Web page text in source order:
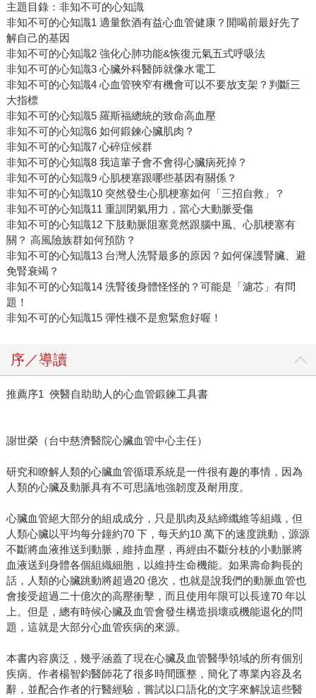
主題目錄：非知不可的心知識
非知不可的心知識1 適量飲酒有益心血管健康？開喝前最好先了
解自己的基因
非知不可的心知識2 強化心肺功能&恢復元氣五式呼吸法
非知不可的心知識3 心臟外科醫師就像水電工
非知不可的心知識4 心血管狹窄有機會可以不要放支架？判斷三
大指標
非知不可的心知識5 羅斯福總統的致命高血壓
非知不可的心知識6 如何鍛鍊心臟肌肉？
非知不可的心知識7 心碎症候群
非知不可的心知識8 我這輩子會不會得心臟病死掉？
非知不可的心知識9 心肌梗塞跟哪些基因有關係？
非知不可的心知識10 突然發生心肌梗塞如何「三招自救」？
非知不可的心知識11 重訓閉氣用力，當心大動脈受傷
非知不可的心知識12 下肢動脈阻塞竟然跟腦中風、心肌梗塞有
關？ 高風險族群如何預防？
非知不可的心知識13 台灣人洗腎最多的原因？如何保護腎臟、避
免腎衰竭？
非知不可的心知識14 洗腎後身體怪怪的？可能是「濾芯」有問
題！
非知不可的心知識15 彈性襪不是愈緊愈好喔！
序／導讀
推薦序1 俠醫自助助人的心血管鍛鍊工具書
謝世榮（台中慈濟醫院心臟血管中心主任）
研究和瞭解人類的心臟血管循環系統是一件很有趣的事情，因為
人類的心臟及動脈具有不可思議地強韌度及耐用度。
心臟血管絕大部分的組成成分，只是肌肉及結締纖維等組織，但
人類心臟以平均每分鐘約70 下，每天約10 萬下的速度跳動，源源
不斷將血液推送到動脈，維持血壓，再經由不斷分枝的小動脈將
血液送到身體各個組織細胞，以維持生命機能。如果壽命夠長的
話，人類的心臟跳動將超過20 億次，也就是說我們的動脈血管也
會接受超過二十億次的高壓衝擊，而且使用年限可以長達70 年以
上。但是，總有時候心臟及血管會發生構造損壞或機能退化的問
題，這就是大部分心血管疾病的來源。
本書內容廣泛，幾乎涵蓋了現在心臟及血管醫學領域的所有個別
疾病。作者楊智鈞醫師花了很多時間匯整，簡化了專業內容及名
辭，並配合作者的行醫經驗，嘗試以口語化的文字來解說這些醫